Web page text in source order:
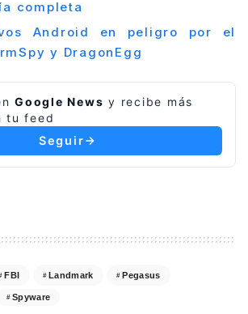
completa
Android en peligro por el
y DragonEgg
Google News y recibe más
tu feed
Seguir
FBI Landmark Pegasus
Spyware